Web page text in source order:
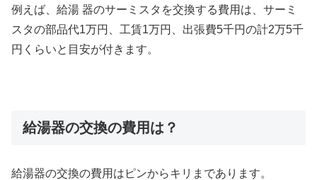
例えば、給湯 器のサーミスタを交換する費用は、サーミ
スタの部品代1万円、工賃1万円、出張費5千円の計2万5千
円くらいと目安が付きます。
給湯器の交換の費用は？
給湯器の交換の費用はピンからキリまであります。